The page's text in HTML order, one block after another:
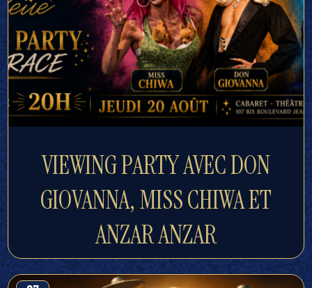
VIEWING PARTY AVEC DON
GIOVANNA, MISS CHIWA ET
ANZAR ANZAR